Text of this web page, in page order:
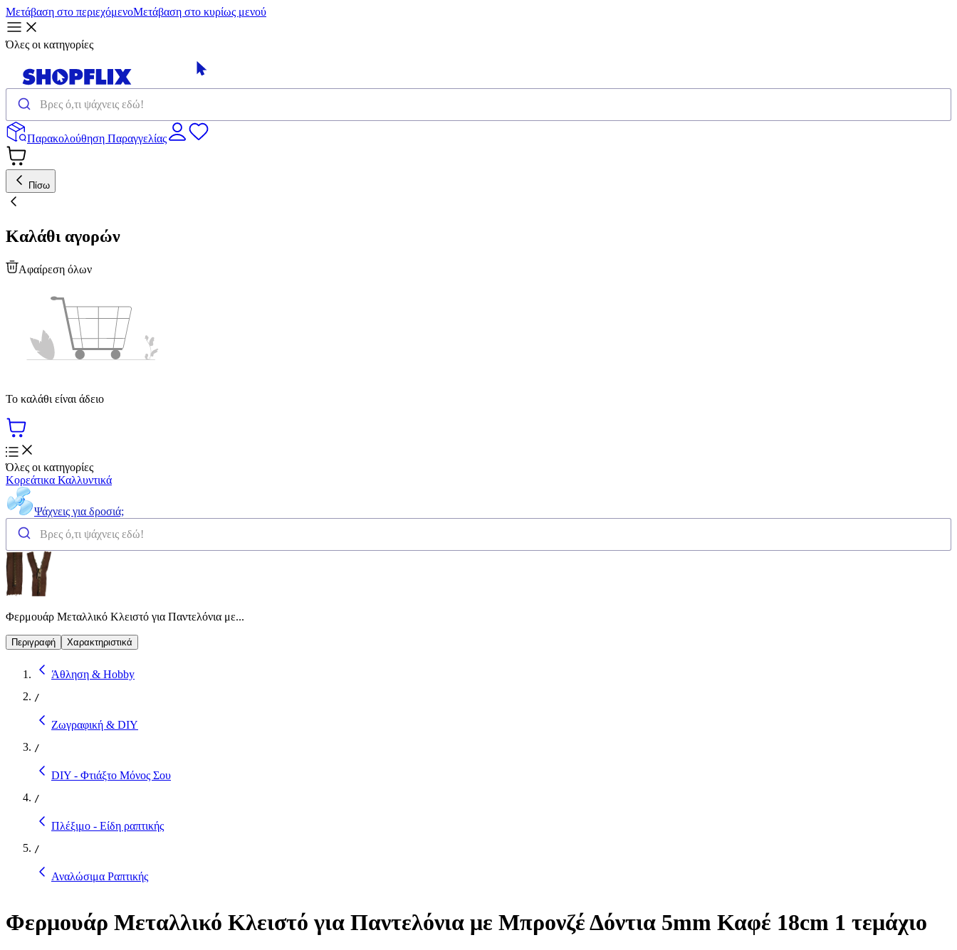
Μετάβαση στο περιεχόμενοΜετάβαση στο κυρίως μενού
Όλες οι κατηγορίες
Παρακολούθηση Παραγγελίας
Πίσω
Καλάθι αγορών
Αφαίρεση όλων
Το καλάθι είναι άδειο
Όλες οι κατηγορίες
Κορεάτικα Καλλυντικά
Ψάχνεις για δροσιά;
Φερμουάρ Μεταλλικό Κλειστό για Παντελόνια με...
Περιγραφή Χαρακτηριστικά
Άθληση & Hobby
/
Ζωγραφική & DIY
/
DIY - Φτιάξτο Μόνος Σου
/
Πλέξιμο - Είδη ραπτικής
/
Αναλώσιμα Ραπτικής
Φερμουάρ Μεταλλικό Κλειστό για Παντελόνια με Μπρονζέ Δόντια 5mm Καφέ 18cm 1 τεμάχιο